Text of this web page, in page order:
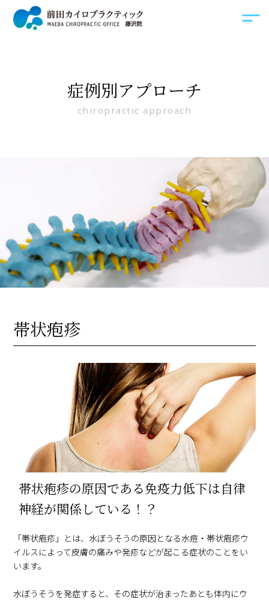
症例別アプローチ
chiropractic approach
帯状疱疹
帯状疱疹の原因である免疫力低下は自律
神経が関係している！？
「帯状疱疹」とは、水ぼうそうの原因となる水痘・帯状疱疹ウ
イルスによって皮膚の痛みや発疹などが起こる症状のことをい
います。
水ぼうそうを発症すると、その症状が治まったあとも体内にウ